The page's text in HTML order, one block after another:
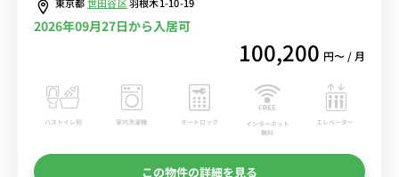
東京都世田谷区羽根木1-10-19
2026年09月27日から入居可
100,200 円〜 / 月
バストイレ別 室内洗濯機 オートロック
インターネット
無料
エレベーター
この物件の詳細を見る